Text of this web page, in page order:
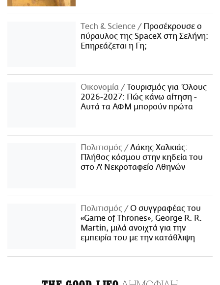
Τech & Science
Προσέκρουσε ο
πύραυλος της SpaceX στη Σελήνη:
Επηρεάζεται η Γη;
Οικονομία
Τουρισμός για Όλους
2026-2027: Πώς κάνω αίτηση -
Αυτά τα ΑΦΜ μπορούν πρώτα
Πολιτισμός
Λάκης Χαλκιάς:
Πλήθος κόσμου στην κηδεία του
στο Α' Νεκροταφείο Αθηνών
Πολιτισμός
Ο συγγραφέας του
«Game of Thrones», George R. R.
Martin, μιλά ανοιχτά για την
εμπειρία του με την κατάθλιψη